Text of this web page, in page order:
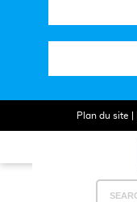
Plan du site